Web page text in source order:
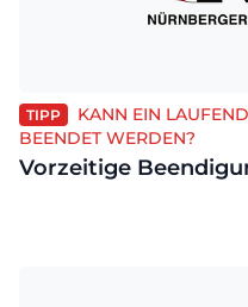
TIPP
KANN EIN
BEENDET WERDEN?
Vorzeitige